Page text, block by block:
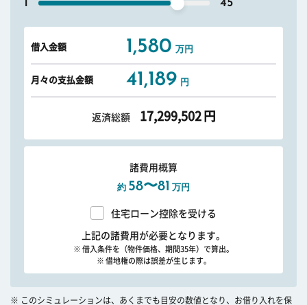
1 45
借入金額 1,580 万円
月々の支払金額 41,189 円
返済総額 17,299,502 円
諸費用概算
約 58〜81 万円
住宅ローン控除を受ける
上記の諸費用が必要となります。
※ 借入条件を（物件価格、期間35年）で算出。
※ 借地権の際は誤差が生じます。
※ このシミュレーションは、あくまでも目安の数値となり、お借り入れを保